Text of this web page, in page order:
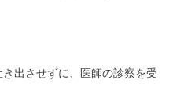
出させずに、医師の診察を受